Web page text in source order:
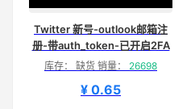
Twitter 新号-outlook邮箱注
册-带auth_token-已开启2FA
库存： 缺货 销量： 26698
¥ 0.65